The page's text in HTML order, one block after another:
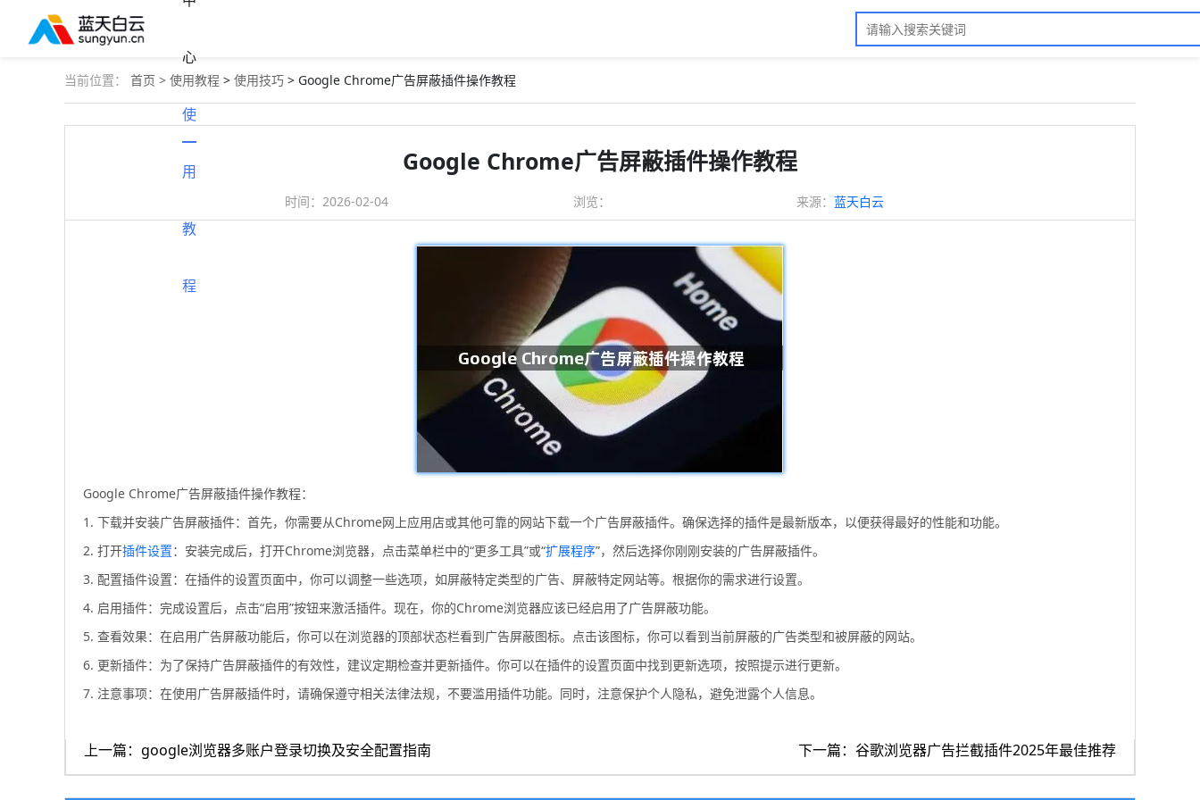
心
使
用
教
程
当前位置： 首页 > 使用教程 > 使用技巧 > Google Chrome广告屏蔽插件操作教程
Google Chrome广告屏蔽插件操作教程
时间：2026-02-04 浏览： 来源： 蓝天白云
Google Chrome广告屏蔽插件操作教程：
1. 下载并安装广告屏蔽插件：首先，你需要从Chrome网上应用店或其他可靠的网站下载一个广告屏蔽插件。确保选择的插件是最新版本，以便获得最好的性能和功能。
2. 打开插件设置：安装完成后，打开Chrome浏览器，点击菜单栏中的“更多工具”或“扩展程序”，然后选择你刚刚安装的广告屏蔽插件。
3. 配置插件设置：在插件的设置页面中，你可以调整一些选项，如屏蔽特定类型的广告、屏蔽特定网站等。根据你的需求进行设置。
4. 启用插件：完成设置后，点击“启用”按钮来激活插件。现在，你的Chrome浏览器应该已经启用了广告屏蔽功能。
5. 查看效果：在启用广告屏蔽功能后，你可以在浏览器的顶部状态栏看到广告屏蔽图标。点击该图标，你可以看到当前屏蔽的广告类型和被屏蔽的网站。
6. 更新插件：为了保持广告屏蔽插件的有效性，建议定期检查并更新插件。你可以在插件的设置页面中找到更新选项，按照提示进行更新。
7. 注意事项：在使用广告屏蔽插件时，请确保遵守相关法律法规，不要滥用插件功能。同时，注意保护个人隐私，避免泄露个人信息。
上一篇：google浏览器多账户登录切换及安全配置指南 下一篇：谷歌浏览器广告拦截插件2025年最佳推荐